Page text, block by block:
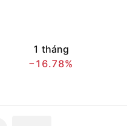
1 tháng
−16.78%